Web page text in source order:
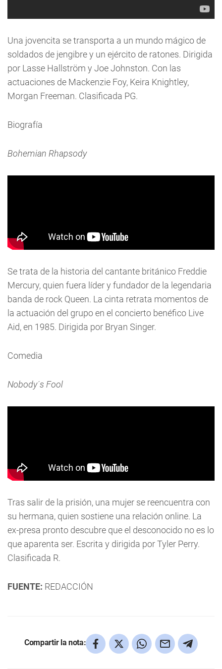
Una jovencita se transporta a un mundo mágico de
soldados de jengibre y un ejército de ratones. Dirigida
por Lasse Hallström y Joe Johnston. Con las
actuaciones de Mackenzie Foy, Keira Knightley,
Morgan Freeman. Clasificada PG.
Biografía
Bohemian Rhapsody
Se trata de la historia del cantante británico Freddie
Mercury, quien fuera líder y fundador de la legendaria
banda de rock Queen. La cinta retrata momentos de
la actuación del grupo en el concierto benéfico Live
Aid, en 1985. Dirigida por Bryan Singer.
Comedia
Nobody´s Fool
Tras salir de la prisión, una mujer se reencuentra con
su hermana, quien sostiene una relación online. La
ex-presa pronto descubre que el desconocido no es lo
que aparenta ser. Escrita y dirigida por Tyler Perry.
Clasificada R.
FUENTE: REDACCIÓN
Compartir la nota: